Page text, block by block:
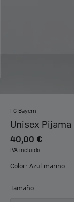
FC Bayern
Unisex
40,00 €
IVA incluido.
Color: Azul marino
Tamaño